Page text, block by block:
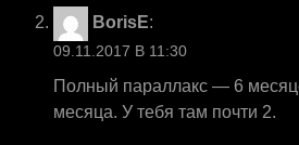
BorisE:
09.11.2017 В 11:30
Полный параллакс — 6
месяца. У тебя там почти 2.